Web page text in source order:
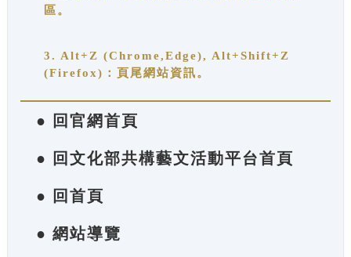
區。
3. Alt+Z (Chrome,Edge), Alt+Shift+Z
(Firefox)：頁尾網站資訊。
● 回官網首頁
● 回文化部共構藝文活動平台首頁
● 回首頁
● 網站導覽